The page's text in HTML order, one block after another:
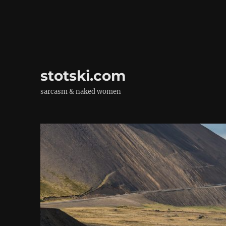
stotski.com
sarcasm & naked women